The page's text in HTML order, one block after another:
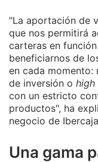
"La aportación de
que nos permitirá
carteras en
beneficiarnos de
en cada
de inversión o high
con un estricto
productos", ha
negocio de
Una gama